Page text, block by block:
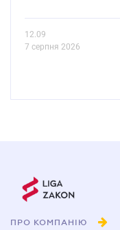
12.09
7 серпня 2026
ПРО КОМПАНІЮ